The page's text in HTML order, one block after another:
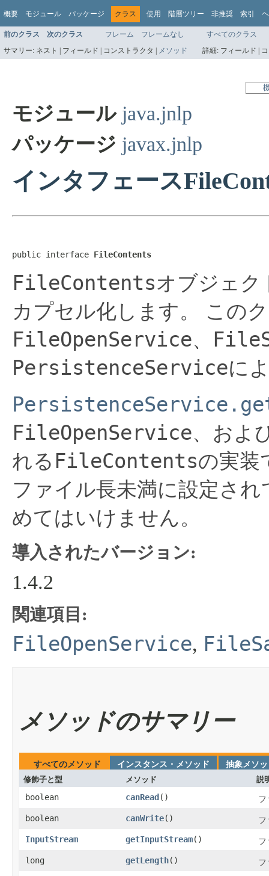
概要 モジュール パッケージ クラス 使用 階層ツリー 非推奨 索引
前のクラス 次のクラス フレーム フレームなし
すべてのクラス
サマリー: ネスト | フィールド | コンストラクタ | メソッド 詳細: フィールド |
モジュール java.jnlp
パッケージ javax.jnlp
インタフェース
public interface FileContents
FileContentsオブジェク
カプセル化します。
この
FileOpenService、
PersistenceServiceに
FileOpenService、およ
れる FileContentsの実装
ファイル長未満に設定さ
めてはいけません。
導入されたバージョン:
1.4.2
関連項目:
FileOpenService,
メソッドのサマリー
すべてのメソッド インスタンス・メソッド
抽象メソ
修飾子と型
メソッド 説
boolean canRead ​() フ
boolean canWrite​() フ
InputStream getInputStream​() フ
long getLength​() フ